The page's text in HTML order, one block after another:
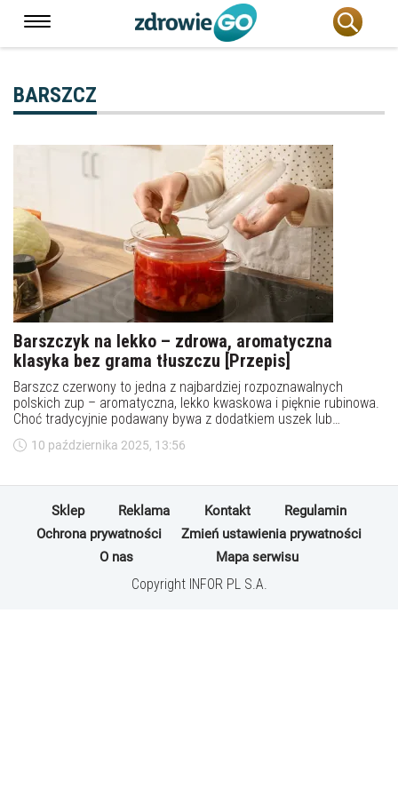
BARSZCZ
Barszczyk na lekko – zdrowa, aromatyczna
klasyka bez grama tłuszczu [Przepis]
Barszcz czerwony to jedna z najbardziej rozpoznawalnych
polskich zup – aromatyczna, lekko kwaskowa i pięknie rubinowa.
Choć tradycyjnie podawany bywa z dodatkiem uszek lub
zabielany śmietaną, w wersji fit może stać się lekkim, zdrowym
daniem bez tłuszczu.
10 października 2025, 13:56
Sklep Reklama Kontakt
Regulamin
Ochrona prywatności
Zmień ustawienia prywatności
O nas
Mapa serwisu
Copyright INFOR PL S.A.